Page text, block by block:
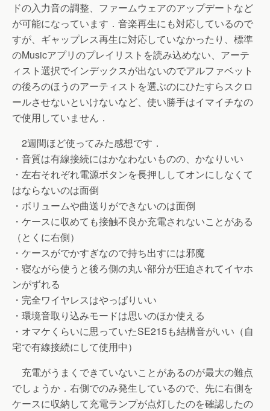
ドの入力音の調整、ファームウェアのアップデートなど
が可能になっています．音楽再生にも対応しているので
すが、ギャップレス再生に対応していなかったり、標準
のMusicアプリのプレイリストを読み込めない、アーテ
ィスト選択でインデックスが出ないのでアルファベット
の後ろのほうのアーティストを選ぶのにひたすらスクロ
ールさせないといけないなど、使い勝手はイマイチなの
で使用していません．
2週間ほど使ってみた感想です．
・音質は有線接続にはかなわないものの、かなりいい
・左右それぞれ電源ボタンを長押ししてオンにしなくて
はならないのは面倒
・ボリュームや曲送りができないのは面倒
・ケースに収めても接触不良か充電されないことがある
（とくに右側）
・ケースがでかすぎなので持ち出すには邪魔
・寝ながら使うと後ろ側の丸い部分が圧迫されてイヤホ
ンがずれる
・完全ワイヤレスはやっぱりいい
・環境音取り込みモードは思いのほか使える
・オマケくらいに思っていたSE215も結構音がいい（自
宅で有線接続にして使用中）
充電がうまくできていないことがあるのが最大の難点
でしょうか．右側でのみ発生しているので、先に右側を
ケースに収納して充電ランプが点灯したのを確認したの